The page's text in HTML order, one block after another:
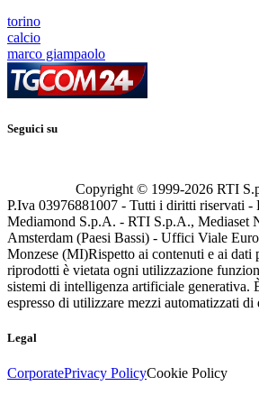
torino
calcio
marco giampaolo
Seguici su
Copyright © 1999-2026 RTI
P.Iva 03976881007 - Tutti i diritti riservati -
Mediamond S.p.A. - RTI S.p.A., Mediaset
Amsterdam (Paesi Bassi) - Uffici Viale
Monzese (MI)Rispetto ai contenuti e ai dati
riprodotti è vietata ogni utilizzazione
sistemi di intelligenza artificiale generativa.
espresso di utilizzare mezzi automatizzati di
Legal
CorporatePrivacy PolicyCookie Policy